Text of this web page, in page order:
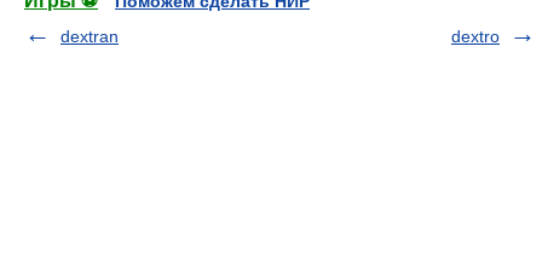
dextran
dextro